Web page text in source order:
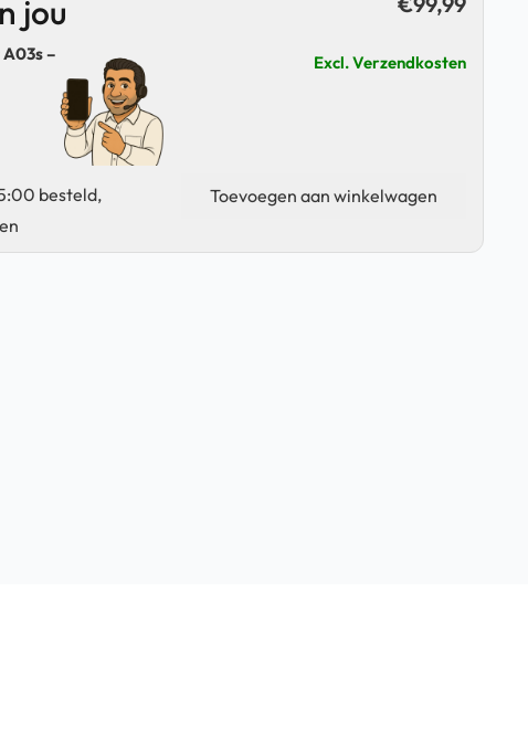
jou
–
besteld,
Excl. Verzendkosten
Galaxy
Toevoegen aan winkelwagen